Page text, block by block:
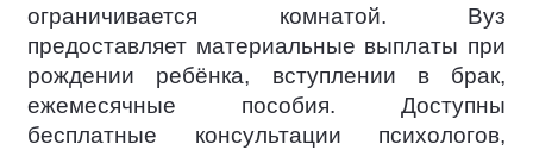
ограничивается комнатой. Вуз
предоставляет материальные выплаты при
рождении ребёнка, вступлении в брак,
ежемесячные пособия. Доступны
бесплатные консультации психологов,